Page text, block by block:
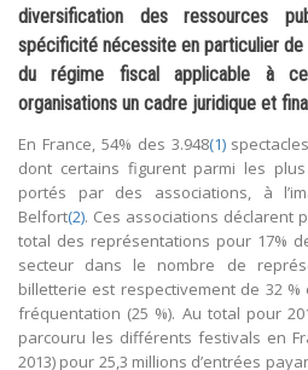
diversification des ressources
spécificité nécessite en particulier
du régime fiscal applicable à
organisations un cadre juridique et
En France, 54% des 3.948(1)
dont certains figurent parmi les
portés par des associations, à
Belfort(2). Ces associations déclarent
total des représentations pour 17%
secteur dans le nombre de
billetterie est respectivement de 32
fréquentation (25 %). Au total pour
parcouru les différents festivals en
2013) pour 25,3 millions d’entrées